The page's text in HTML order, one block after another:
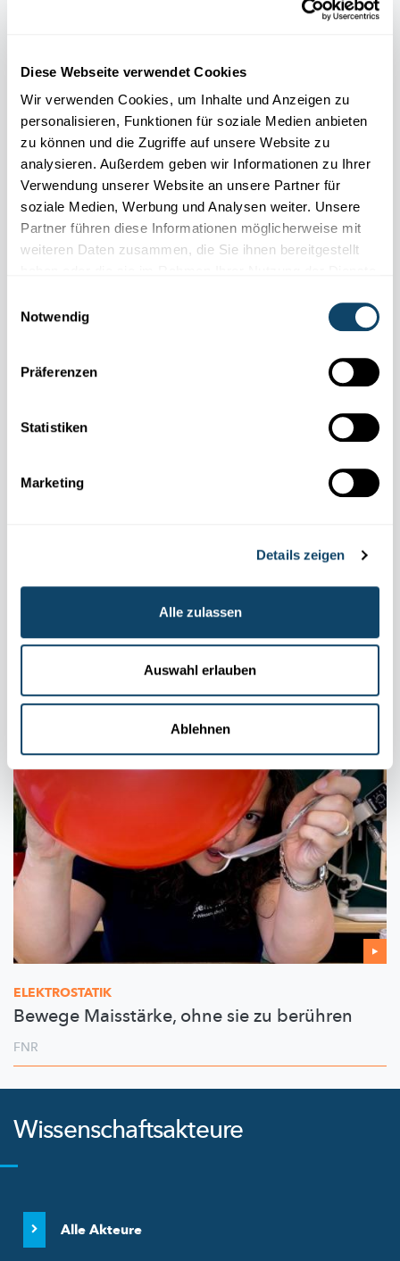
Diese Webseite verwendet Cookies
Wir verwenden Cookies, um Inhalte und Anzeigen zu
personalisieren, Funktionen für soziale Medien anbieten
zu können und die Zugriffe auf unsere Website zu
analysieren. Außerdem geben wir Informationen zu Ihrer
Verwendung unserer Website an unsere Partner für
soziale Medien, Werbung und Analysen weiter. Unsere
Partner führen diese Informationen möglicherweise mit
weiteren Daten zusammen, die Sie ihnen bereitgestellt
Notwendig
Präferenzen
Statistiken
Marketing
Details zeigen
Alle zulassen
Auswahl erlauben
Ablehnen
Bastele einen tanzenden Weihnachtsbaum –
mit einem Elektromotor
GEHEIMSCHRIFT
Enthülle eine unsichtbare Nachricht – mithilfe
FNR
ELEKTROSTATIK
Bewege Maisstärke, ohne sie zu berühren
FNR
Wissenschaftsakteure
Alle Akteure